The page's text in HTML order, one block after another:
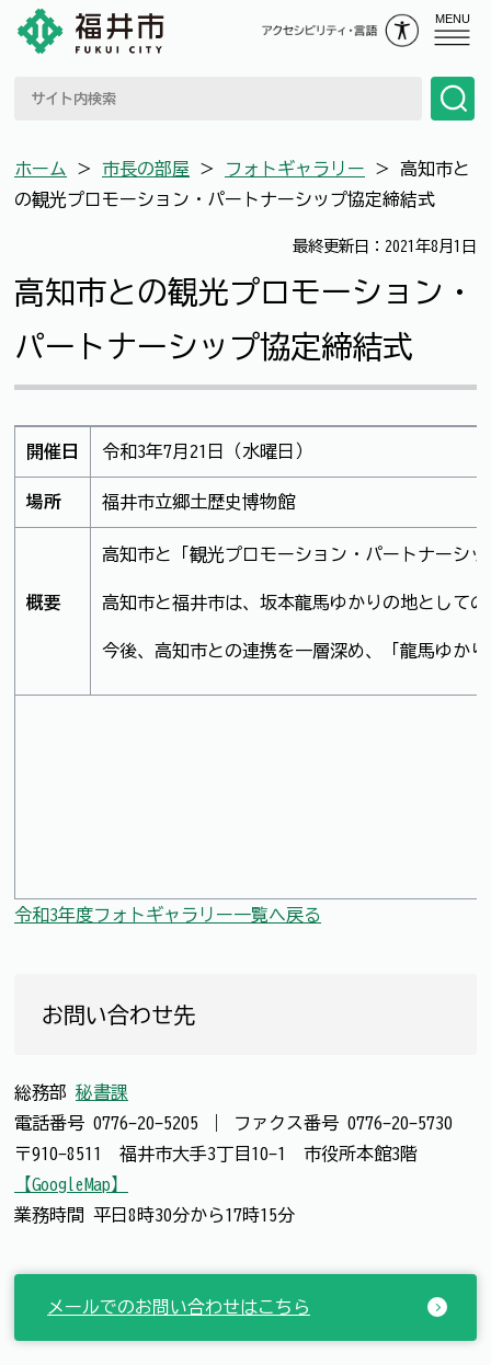
MENU
ホーム ＞ 市長の部屋 ＞ フォトギャラリー ＞ 高知市と
の観光プロモーション・パートナーシップ協定締結式
最終更新日：2021年8月1日
高知市との観光プロモーション・
パートナーシップ協定締結式
開催日 令和3年7月21日（水曜日）
場所 福井市立郷土歴史博物館
概要
高知市と「観光プロモーション・パートナーシ
高知市と福井市は、坂本龍馬ゆかりの地として
今後、高知市との連携を一層深め、「龍馬ゆか
令和3年度フォトギャラリー一覧へ戻る
お問い合わせ先
総務部 秘書課
電話番号 0776-20-5205 ファクス番号 0776-20-5730
〒910-8511 福井市大手3丁目10-1 市役所本館3階
【GoogleMap】
業務時間 平日8時30分から17時15分
メールでのお問い合わせはこちら